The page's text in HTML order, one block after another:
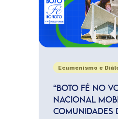
Ecumenismo e
“BOTO FÉ NO
NACIONAL
COMUNIDADES